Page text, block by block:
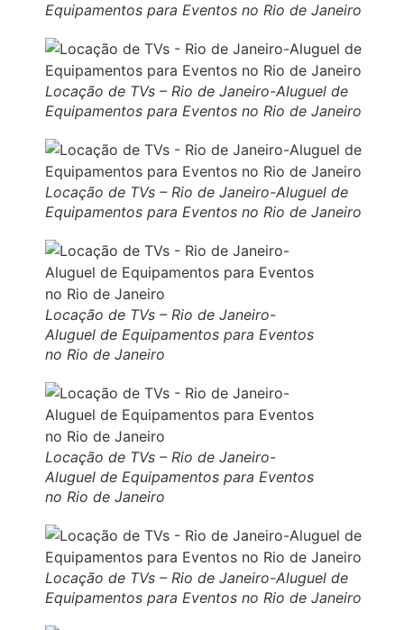
Equipamentos para Eventos no Rio de Janeiro
Locação de TVs – Rio de Janeiro-Aluguel de
Equipamentos para Eventos no Rio de Janeiro
Locação de TVs – Rio de Janeiro-Aluguel de
Equipamentos para Eventos no Rio de Janeiro
Locação de TVs – Rio de Janeiro-
Aluguel de Equipamentos para Eventos
no Rio de Janeiro
Locação de TVs – Rio de Janeiro-
Aluguel de Equipamentos para Eventos
no Rio de Janeiro
Locação de TVs – Rio de Janeiro-Aluguel de
Equipamentos para Eventos no Rio de Janeiro